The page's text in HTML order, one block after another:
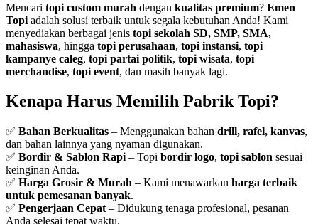
Mencari topi custom murah dengan kualitas premium? Emen
Topi adalah solusi terbaik untuk segala kebutuhan Anda! Kami
menyediakan berbagai jenis topi sekolah SD, SMP, SMA,
mahasiswa, hingga topi perusahaan, topi instansi, topi
kampanye caleg, topi partai politik, topi wisata, topi
merchandise, topi event, dan masih banyak lagi.
Kenapa Harus Memilih Pabrik Topi?
✅ Bahan Berkualitas – Menggunakan bahan drill, rafel, kanvas,
dan bahan lainnya yang nyaman digunakan.
✅ Bordir & Sablon Rapi – Topi bordir logo, topi sablon sesuai
keinginan Anda.
✅ Harga Grosir & Murah – Kami menawarkan harga terbaik
untuk pemesanan banyak.
✅ Pengerjaan Cepat – Didukung tenaga profesional, pesanan
Anda selesai tepat waktu.